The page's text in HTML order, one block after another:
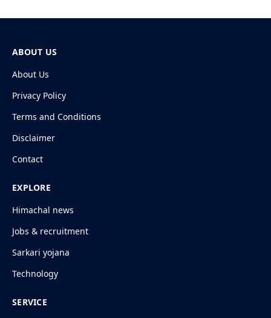
ABOUT US
About Us
Privacy Policy
Terms and Conditions
Disclaimer
Contact
EXPLORE
Himachal news
Jobs & recruitment
Sarkari yojana
Technology
SERVICE